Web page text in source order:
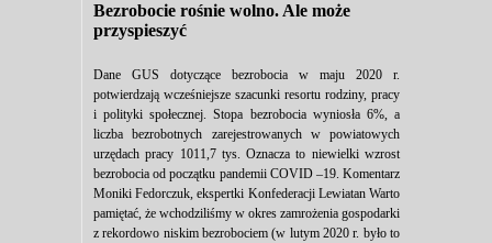
Bezrobocie rośnie wolno. Ale może
przyspieszyć
Dane GUS dotyczące bezrobocia w maju 2020 r.
potwierdzają wcześniejsze szacunki resortu rodziny, pracy
i polityki społecznej. Stopa bezrobocia wyniosła 6%, a
liczba bezrobotnych zarejestrowanych w powiatowych
urzędach pracy 1011,7 tys. Oznacza to niewielki wzrost
bezrobocia od początku pandemii COVID –19. Komentarz
Moniki Fedorczuk, ekspertki Konfederacji Lewiatan Warto
pamiętać, że wchodziliśmy w okres zamrożenia gospodarki
z rekordowo niskim bezrobociem (w lutym 2020 r. było to